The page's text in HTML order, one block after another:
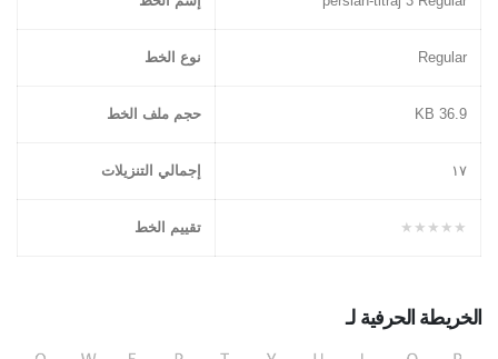
Regular نوع الخط
36.9 KB حجم ملف الخط
١۷ إجمالي التنزيلات
★★★★★ تقييم الخط
الخريطة الحرفية لـ